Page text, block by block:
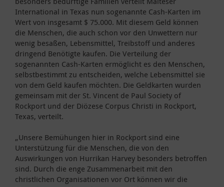
International in Texas nun sogenannte Cash-Karten im
Wert von insgesamt $ 75.000. Mit diesem Geld können
die Menschen, die auch schon vor den Unwettern nur
wenig besaßen, Lebensmittel, Treibstoff und anderes
dringend Benötigte kaufen. Die Verteilung der
sogenannten Cash-Karten ermöglicht es den Menschen,
selbstbestimmt zu entscheiden, welche Lebensmittel sie
von dem Geld kaufen möchten. Die Geldkarten wurden
gemeinsam mit der St. Vincent de Paul Society of
Rockport und der Diözese Corpus Christi in Rockport,
Texas, verteilt.
„Unsere Bemühungen hier in Rockport sind eine
Unterstützung für die Menschen, die von den
Auswirkungen von Hurrikan Harvey besonders betroffen
sind. Durch die enge Zusammenarbeit mit den
christlichen Organisationen vor Ort können wir die